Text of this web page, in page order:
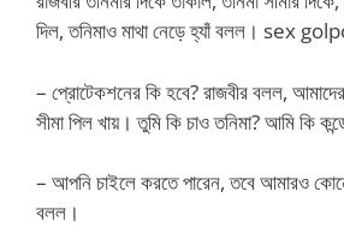
দিল, তনিমাও মাথা নেড়ে হ্যাঁ বলল। sex
– প্রোটেকশনের কি হবে? রাজবীর বলল,
সীমা পিল খায়। তুমি কি চাও তনিমা? আমি কি
– আপনি চাইলে করতে পারেন, তবে আমারও
বলল।